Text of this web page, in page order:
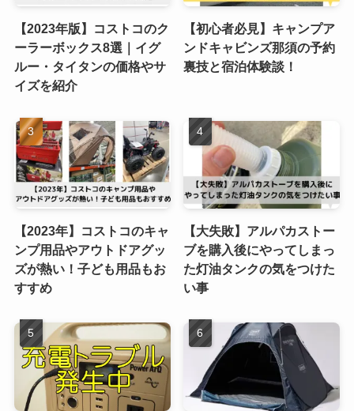
【2023年版】コストコのク
ーラーボックス8選｜イグ
ルー・タイタンの価格やサ
イズを紹介
【初心者必見】キャンプア
ンドキャビンズ那須の予約
裏技と宿泊体験談！
【2023年】コストコのキャ
ンプ用品やアウトドアグッ
ズが熱い！子ども用品もお
すすめ
【大失敗】アルパカストー
ブを購入後にやってしまっ
た灯油タンクの気をつけた
い事